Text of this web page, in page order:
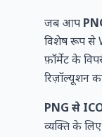
जब आप
विशेष रूप से
फ़ॉर्मेट के
रिज़ॉल्यूशन
PNG से
व्यक्ति के